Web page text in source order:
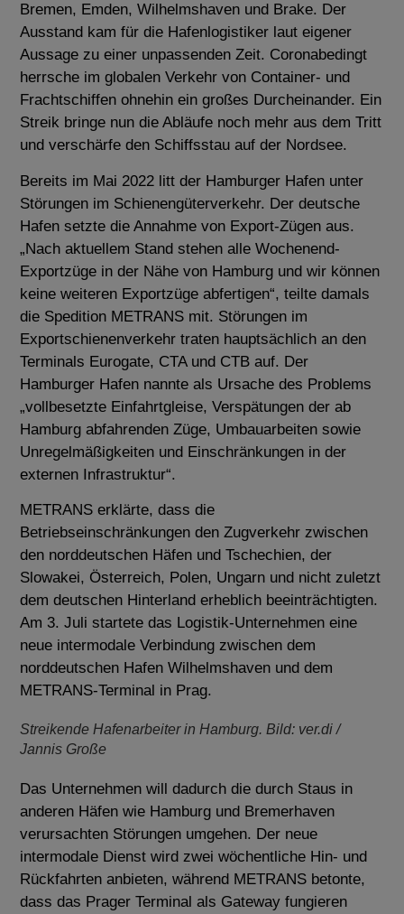
Bremen, Emden, Wilhelmshaven und Brake. Der
Ausstand kam für die Hafenlogistiker laut eigener
Aussage zu einer unpassenden Zeit. Coronabedingt
herrsche im globalen Verkehr von Container- und
Frachtschiffen ohnehin ein großes Durcheinander. Ein
Streik bringe nun die Abläufe noch mehr aus dem Tritt
und verschärfe den Schiffsstau auf der Nordsee.
Bereits im Mai 2022 litt der Hamburger Hafen unter
Störungen im Schienengüterverkehr. Der deutsche
Hafen setzte die Annahme von Export-Zügen aus.
„Nach aktuellem Stand stehen alle Wochenend-
Exportzüge in der Nähe von Hamburg und wir können
keine weiteren Exportzüge abfertigen“, teilte damals
die Spedition METRANS mit. Störungen im
Exportschienenverkehr traten hauptsächlich an den
Terminals Eurogate, CTA und CTB auf. Der
Hamburger Hafen nannte als Ursache des Problems
„vollbesetzte Einfahrtgleise, Verspätungen der ab
Hamburg abfahrenden Züge, Umbauarbeiten sowie
Unregelmäßigkeiten und Einschränkungen in der
externen Infrastruktur“.
METRANS erklärte, dass die
Betriebseinschränkungen den Zugverkehr zwischen
den norddeutschen Häfen und Tschechien, der
Slowakei, Österreich, Polen, Ungarn und nicht zuletzt
dem deutschen Hinterland erheblich beeinträchtigten.
Am 3. Juli startete das Logistik-Unternehmen eine
neue intermodale Verbindung zwischen dem
norddeutschen Hafen Wilhelmshaven und dem
METRANS-Terminal in Prag.
Streikende Hafenarbeiter in Hamburg. Bild: ver.di /
Jannis Große
Das Unternehmen will dadurch die durch Staus in
anderen Häfen wie Hamburg und Bremerhaven
verursachten Störungen umgehen. Der neue
intermodale Dienst wird zwei wöchentliche Hin- und
Rückfahrten anbieten, während METRANS betonte,
dass das Prager Terminal als Gateway fungieren